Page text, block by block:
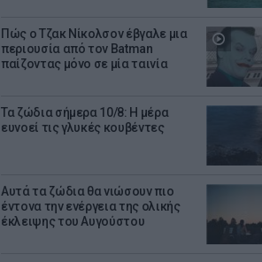
Πώς ο Τζακ Νίκολσον έβγαλε μια
περιουσία από τον Batman
παίζοντας μόνο σε μία ταινία
Τα ζώδια σήμερα 10/8: Η μέρα
ευνοεί τις γλυκές κουβέντες
Αυτά τα ζώδια θα νιώσουν πιο
έντονα την ενέργεια της ολικής
έκλειψης του Αυγούστου